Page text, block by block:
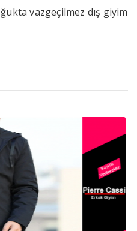
vazgeçilmez dış giyim